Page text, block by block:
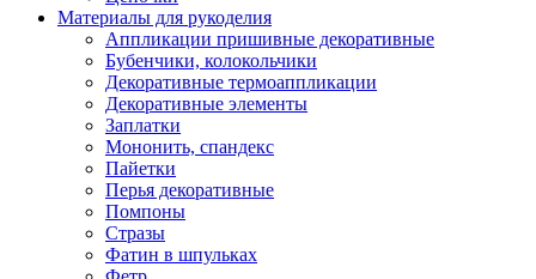
Материалы для рукоделия
Аппликации пришивные декоративные
Бубенчики, колокольчики
Декоративные термоаппликации
Декоративные элементы
Заплатки
Мононить, спандекс
Пайетки
Перья декоративные
Помпоны
Стразы
Фатин в шпульках